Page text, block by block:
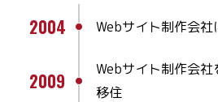
2004 Webサイト制作会社
2009
Webサイト制作会社
移住